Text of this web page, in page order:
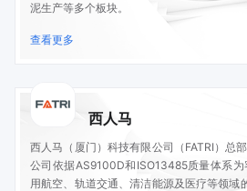
泥生产等多个板块。
查看更多
西人马
西人马（厦门）科技有限公司（FATRI）总
公司依据AS9100D和ISO13485质量体系
用航空、轨道交通、清洁能源及医疗等领域